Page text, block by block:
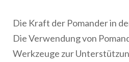
Die Kraft der Pomander in
Die Verwendung von
Werkzeuge zur